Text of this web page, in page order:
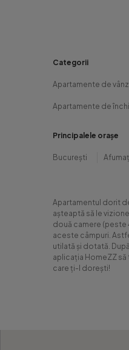
Categorii
Apartamente de
Apartamente de
Principalele orașe
București
Apartamentul dorit
așteaptă să le
două camere (peste
aceste câmpuri.
utilată și dotată.
aplicația HomeZZ să
care ți-l dorești!